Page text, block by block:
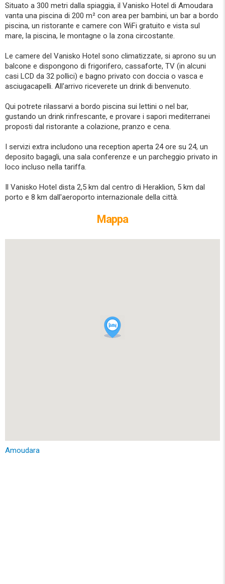
Situato a 300 metri dalla spiaggia, il Vanisko Hotel di Amoudara
vanta una piscina di 200 m² con area per bambini, un bar a bordo
piscina, un ristorante e camere con WiFi gratuito e vista sul
mare, la piscina, le montagne o la zona circostante.
Le camere del Vanisko Hotel sono climatizzate, si aprono su un
balcone e dispongono di frigorifero, cassaforte, TV (in alcuni
casi LCD da 32 pollici) e bagno privato con doccia o vasca e
asciugacapelli. All'arrivo riceverete un drink di benvenuto.
Qui potrete rilassarvi a bordo piscina sui lettini o nel bar,
gustando un drink rinfrescante, e provare i sapori mediterranei
proposti dal ristorante a colazione, pranzo e cena.
I servizi extra includono una reception aperta 24 ore su 24, un
deposito bagagli, una sala conferenze e un parcheggio privato in
loco incluso nella tariffa.
Il Vanisko Hotel dista 2,5 km dal centro di Heraklion, 5 km dal
porto e 8 km dall'aeroporto internazionale della città.
Mappa
Amoudara